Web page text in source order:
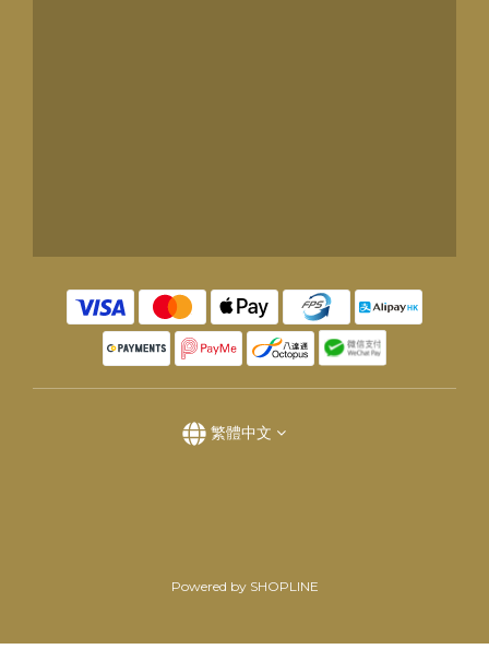
繁體中文
Powered by SHOPLINE